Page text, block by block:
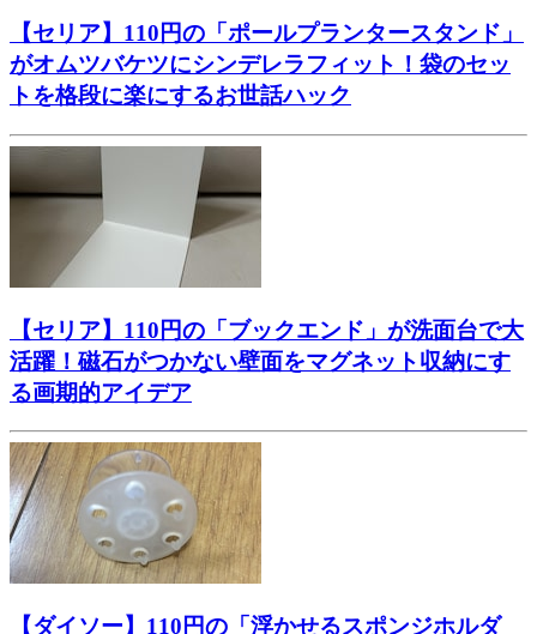
【セリア】110円の「ポールプランタースタンド」
がオムツバケツにシンデレラフィット！袋のセッ
トを格段に楽にするお世話ハック
【セリア】110円の「ブックエンド」が洗面台で大
活躍！磁石がつかない壁面をマグネット収納にす
る画期的アイデア
【ダイソー】110円の「浮かせるスポンジホルダ